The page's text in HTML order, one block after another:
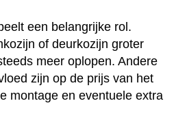
een belangrijke rol.
of deurkozijn groter
meer oplopen. Andere
zijn op de prijs van het
montage en eventuele extra